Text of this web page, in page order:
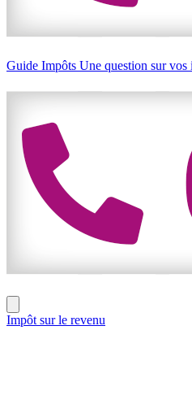
Guide Impôts Une question sur vos
Impôt sur le revenu